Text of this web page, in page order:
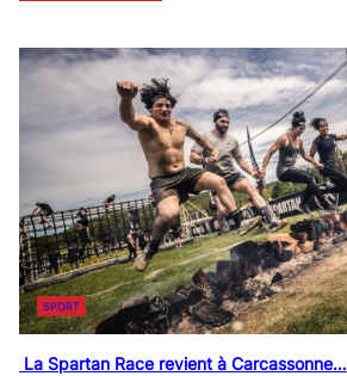
SPORT
La Spartan Race revient à Carcassonne…